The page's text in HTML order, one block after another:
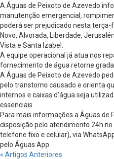
A Águas de Peixoto de Azevedo
manutenção emergencial,
poderá ser prejudicado nesta terça-
Novo, Alvorada, Liberdade,
Vista e Santa Izabel.
A equipe operacional já atua nos
fornecimento de água retorne
A Águas de Peixoto de Azevedo
pelo transtorno causado e orienta
internos e caixas d’água seja
essenciais.
Para mais informações a Águas de
disposição pelo atendimento 24h
telefone fixo e celular), via
pelo Águas App.
« Artigos Anteriores